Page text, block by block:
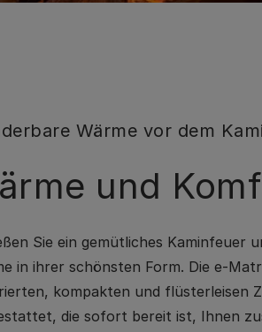
Wärme vor dem
und
Sie ein gemütliches Kaminfeuer
in ihrer schönsten Form. Die e-
kompakten und flüsterleisen
die sofort bereit ist, Ihnen